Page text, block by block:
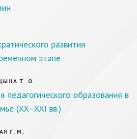
развития
этапе
Т. О.
педагогического образования в
(XX–XXI вв.)
Г. М.